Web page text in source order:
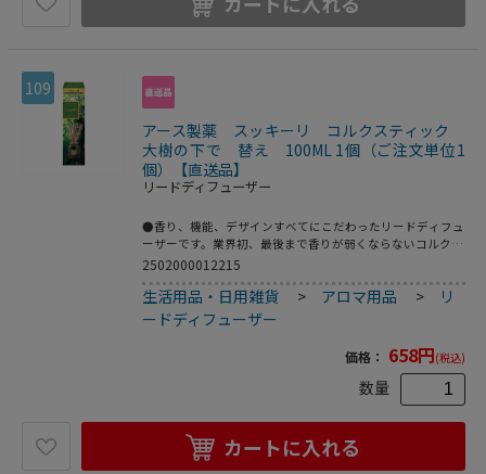
109
アース製薬 スッキーリ コルクスティック
大樹の下で 替え 100ML 1個（ご注文単位1
個）【直送品】
リードディフューザー
●香り、機能、デザインすべてにこだわったリードディフュ
ーザーです。業界初、最後まで香りが弱くならないコルクス
ティック採用。心を穏やかにしてくれる、ハーバルウッディ
2502000012215
生活用品・日用雑貨 > アロマ用品 >
リ
ードディフューザー
価格： 658円(税込)
数量
カートに入れる